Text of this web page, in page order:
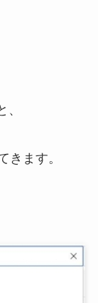
きます。